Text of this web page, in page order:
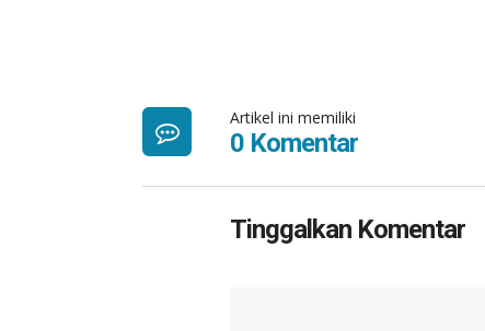
Artikel ini memiliki
0 Komentar
Tinggalkan Komentar